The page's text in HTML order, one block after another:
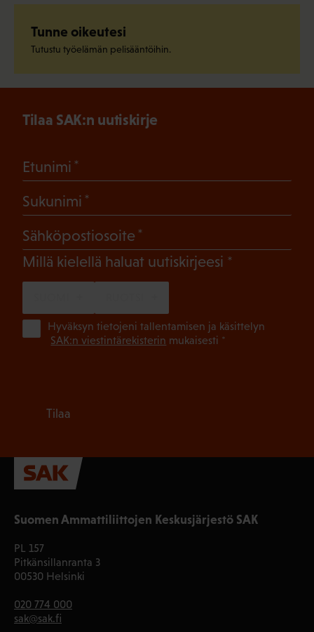
Tunne oikeutesi
Tutustu työelämän pelisääntöihin.
Suomen Ammattiliittojen Keskusjärjestö SAK
PL 157
Pitkänsillanranta 3
00530 Helsinki
020 774 000
sak@sak.fi
Tilaa SAK:n uutiskirje
Etunimi
Sukunimi
Sähköpostiosoite
Millä kielellä haluat uutiskirjeesi (Pakollinen)
Hyväksyn tietojeni tallentamisen ja käsittelyn
SAK:n viestintärekisterin mukaisesti *
Tilaa